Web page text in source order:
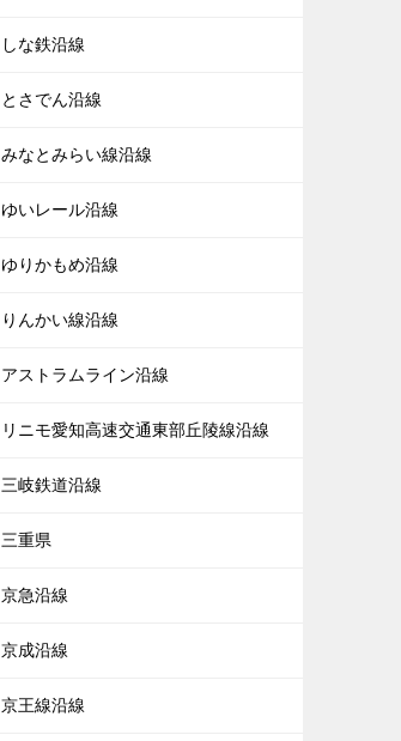
しな鉄沿線
とさでん沿線
みなとみらい線沿線
ゆいレール沿線
ゆりかもめ沿線
りんかい線沿線
アストラムライン沿線
リニモ愛知高速交通東部丘陵線沿線
三岐鉄道沿線
三重県
京急沿線
京成沿線
京王線沿線